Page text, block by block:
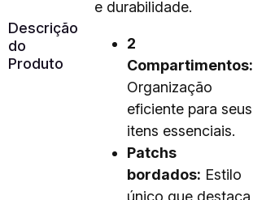
Descrição
do
Produto
e durabilidade.
2
Compartimentos:
Organização
eficiente para seus
itens essenciais.
Patchs
bordados: Estilo
único que destaca